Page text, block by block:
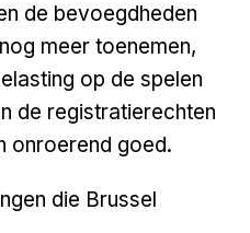
de bevoegdheden
meer toenemen,
op de spelen
de registratierechten
onroerend goed.
die Brussel